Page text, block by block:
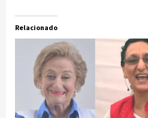
Relacionado